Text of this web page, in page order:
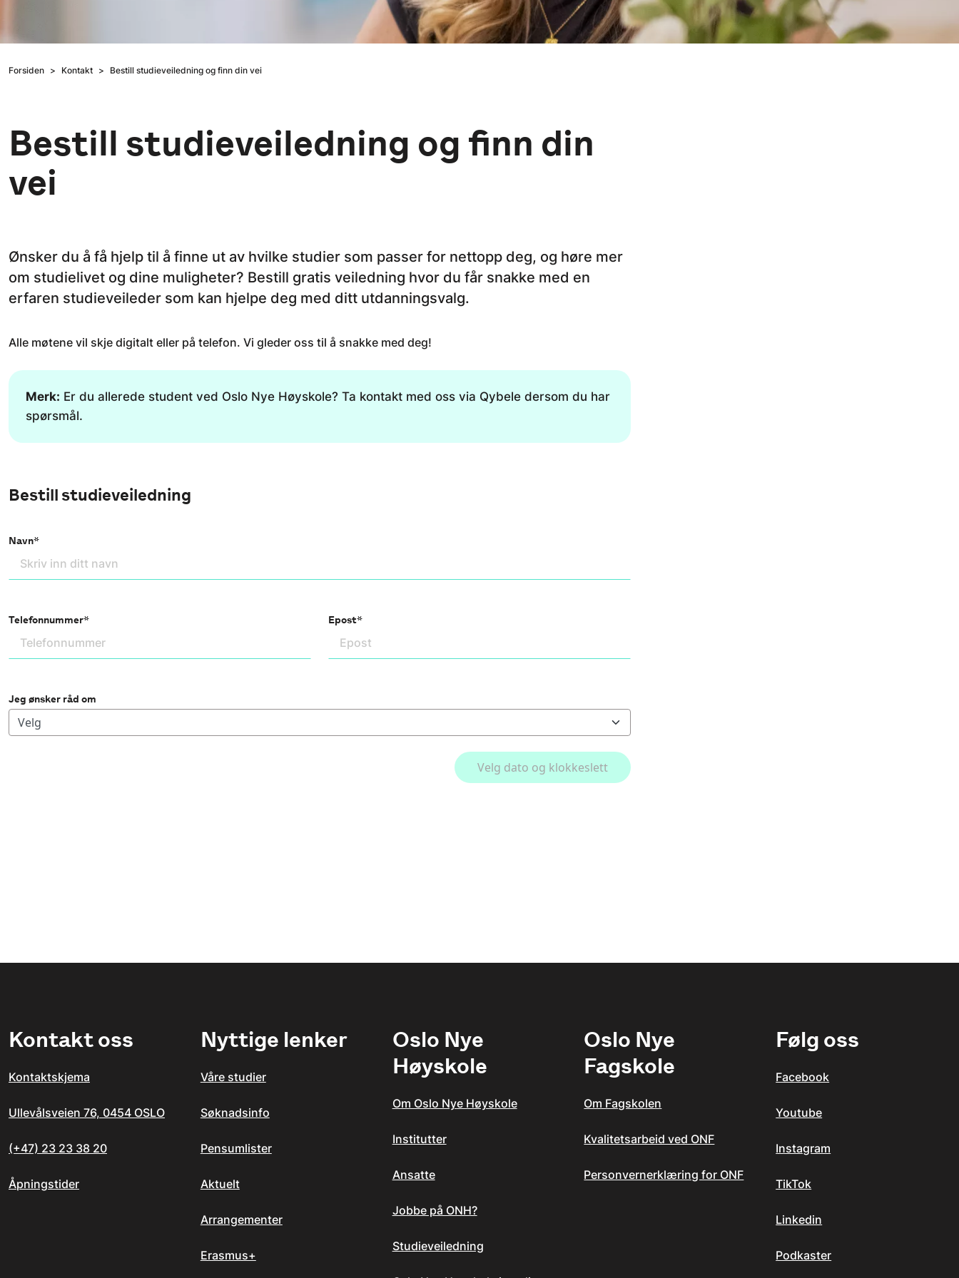
Forsiden Kontakt Bestill studieveiledning og finn din vei
Bestill studieveiledning og finn din
vei
Ønsker du å få hjelp til å finne ut av hvilke studier som passer for nettopp deg, og høre mer
om studielivet og dine muligheter? Bestill gratis veiledning hvor du får snakke med en
erfaren studieveileder som kan hjelpe deg med ditt utdanningsvalg.
Alle møtene vil skje digitalt eller på telefon. Vi gleder oss til å snakke med deg!
Merk: Er du allerede student ved Oslo Nye Høyskole? Ta kontakt med oss via Qybele dersom du har
spørsmål.
Bestill studieveiledning
Navn*
Telefonnummer* Epost*
Jeg ønsker råd om
Velg dato og klokkeslett
Kontakt oss
Kontaktskjema
Ullevålsveien 76, 0454 OSLO
(+47) 23 23 38 20
Åpningstider
Nyttige lenker
Våre studier
Søknadsinfo
Pensumlister
Aktuelt
Arrangementer
Erasmus+
Oslo Nye
Høyskole
Om Oslo Nye Høyskole
Institutter
Ansatte
Jobbe på ONH?
Studieveiledning
Oslo Nye
Fagskole
Om Fagskolen
Kvalitetsarbeid ved ONF
Personvernerklæring for ONF
Følg oss
Facebook
Youtube
Instagram
TikTok
Linkedin
Podkaster